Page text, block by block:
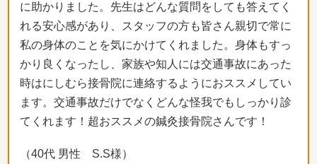
に助かりました。先生はどんな質問をしても答えてく
れる安心感があり、スタッフの方も皆さん親切で常に
私の身体のことを気にかけてくれました。身体もすっ
かり良くなったし、家族や知人には交通事故にあった
時はにしむら接骨院に連絡するようにおススメしてい
ます。交通事故だけでなくどんな怪我でもしっかり診
てくれます！超おススメの鍼灸接骨院さんです！
（40代 男性 S.S様）